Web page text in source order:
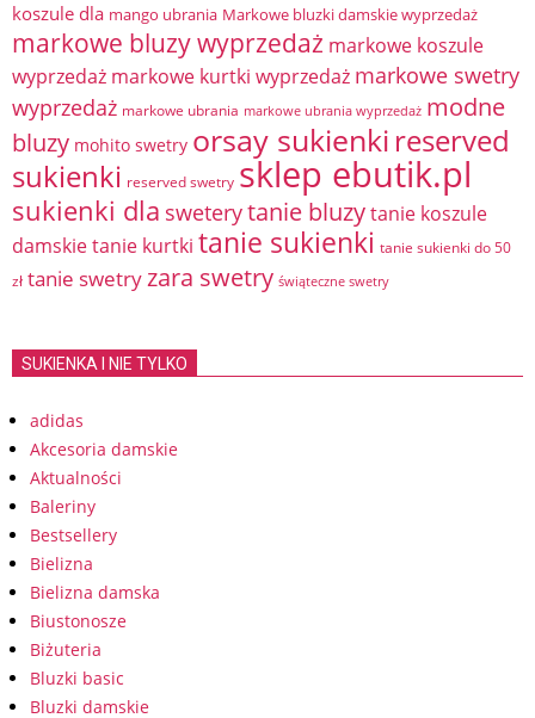
koszule dla mango ubrania Markowe bluzki damskie wyprzedaż
markowe bluzy wyprzedaż markowe koszule
wyprzedaż markowe kurtki wyprzedaż markowe swetry
wyprzedaż markowe ubrania markowe ubrania wyprzedaż modne
bluzy mohito swetry orsay sukienki reserved
sukienki reserved swetry sklep ebutik.pl
sukienki dla sweterytanie bluzytanie koszule
damskietanie kurtki tanie sukienki tanie sukienki do 50
zł tanie swetryzara swetry świąteczne swetry
SUKIENKA I NIE TYLKO
adidas
Akcesoria damskie
Aktualności
Baleriny
Bestsellery
Bielizna
Bielizna damska
Biustonosze
Biżuteria
Bluzki basic
Bluzki damskie